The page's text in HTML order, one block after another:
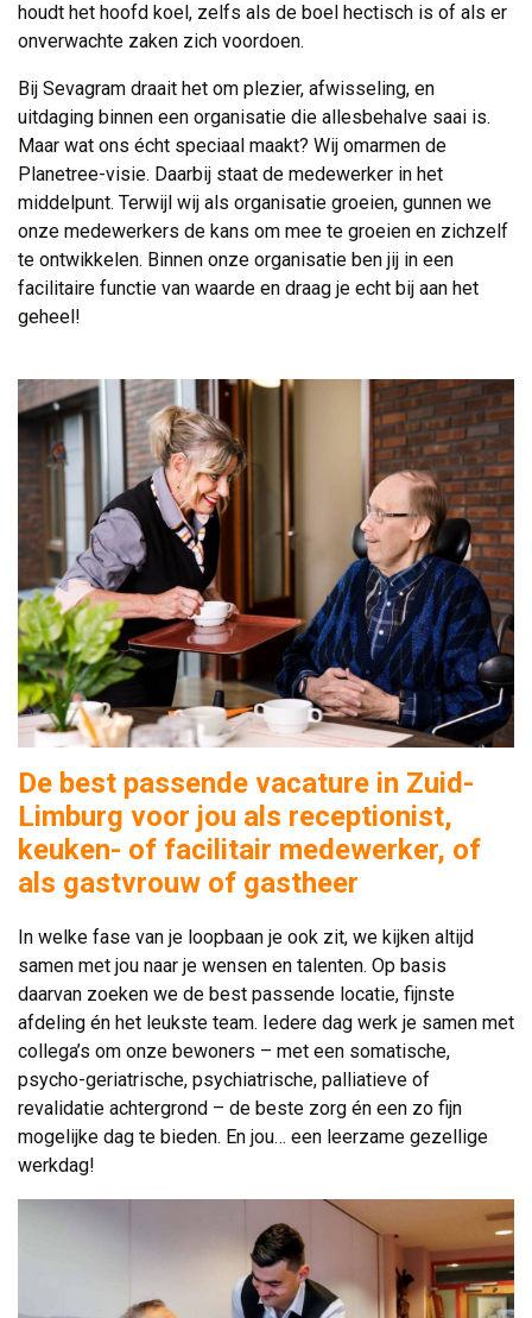
houdt het hoofd koel, zelfs als de boel hectisch is of als er
onverwachte zaken zich voordoen.
Bij Sevagram draait het om plezier, afwisseling, en
uitdaging binnen een organisatie die allesbehalve saai is.
Maar wat ons écht speciaal maakt? Wij omarmen de
Planetree-visie. Daarbij staat de medewerker in het
middelpunt. Terwijl wij als organisatie groeien, gunnen we
onze medewerkers de kans om mee te groeien en zichzelf
te ontwikkelen. Binnen onze organisatie ben jij in een
facilitaire functie van waarde en draag je echt bij aan het
geheel!
De best passende vacature in Zuid-
Limburg voor jou als receptionist,
keuken- of facilitair medewerker, of
als gastvrouw of gastheer
In welke fase van je loopbaan je ook zit, we kijken altijd
samen met jou naar je wensen en talenten. Op basis
daarvan zoeken we de best passende locatie, fijnste
afdeling én het leukste team. Iedere dag werk je samen met
collega’s om onze bewoners – met een somatische,
psycho-geriatrische, psychiatrische, palliatieve of
revalidatie achtergrond – de beste zorg én een zo fijn
mogelijke dag te bieden. En jou… een leerzame gezellige
werkdag!